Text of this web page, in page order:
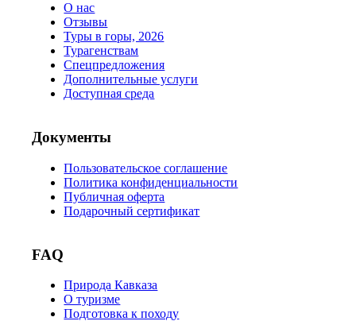
О нас
Отзывы
Туры в горы, 2026
Турагенствам
Спецпредложения
Дополнительные услуги
Доступная среда
Документы
Пользовательское соглашение
Политика конфиденциальности
Публичная оферта
Подарочный сертификат
FAQ
Природа Кавказа
О туризме
Подготовка к походу